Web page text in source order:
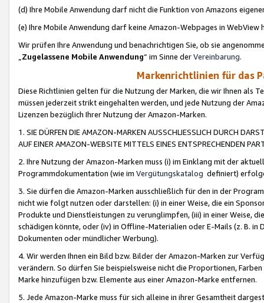
(d) Ihre Mobile Anwendung darf nicht die Funktion von Amazons
(e) Ihre Mobile Anwendung darf keine Amazon-Webpages in WebView
Wir prüfen Ihre Anwendung und benachrichtigen Sie, ob sie
„Zugelassene Mobile Anwendung“ im Sinne derVereinbarung.
Markenrichtlinien für das
Diese Richtlinien gelten für die Nutzung der Marken, die wir Ihnen als
müssen jederzeit strikt eingehalten werden, und jede Nutzung der
Lizenzen bezüglich Ihrer Nutzung der Amazon-Marken.
1. SIE DÜRFEN DIE AMAZON-MARKEN AUSSCHLIESSLICH DURCH
AUF EINER AMAZON-WEBSITE MITTELS EINES ENTSPRECHENDEN
2. Ihre Nutzung der Amazon-Marken muss (i) im Einklang mit der
Programmdokumentation (wie im Vergütungskatalog definiert)
3. Sie dürfen die Amazon-Marken ausschließlich für den in der
nicht wie folgt nutzen oder darstellen: (i) in einer Weise, die ein
Produkte und Dienstleistungen zu verunglimpfen, (iii) in einer Weise,
schädigen könnte, oder (iv) in Offline-Materialien oder E-Mails (z. B. in
Dokumenten oder mündlicher Werbung).
4. Wir werden Ihnen ein Bild bzw. Bilder der Amazon-Marken zur
verändern. So dürfen Sie beispielsweise nicht die Proportionen,
Marke hinzufügen bzw. Elemente aus einer Amazon-Marke entfernen.
5. Jede Amazon-Marke muss für sich alleine in ihrer Gesamtheit